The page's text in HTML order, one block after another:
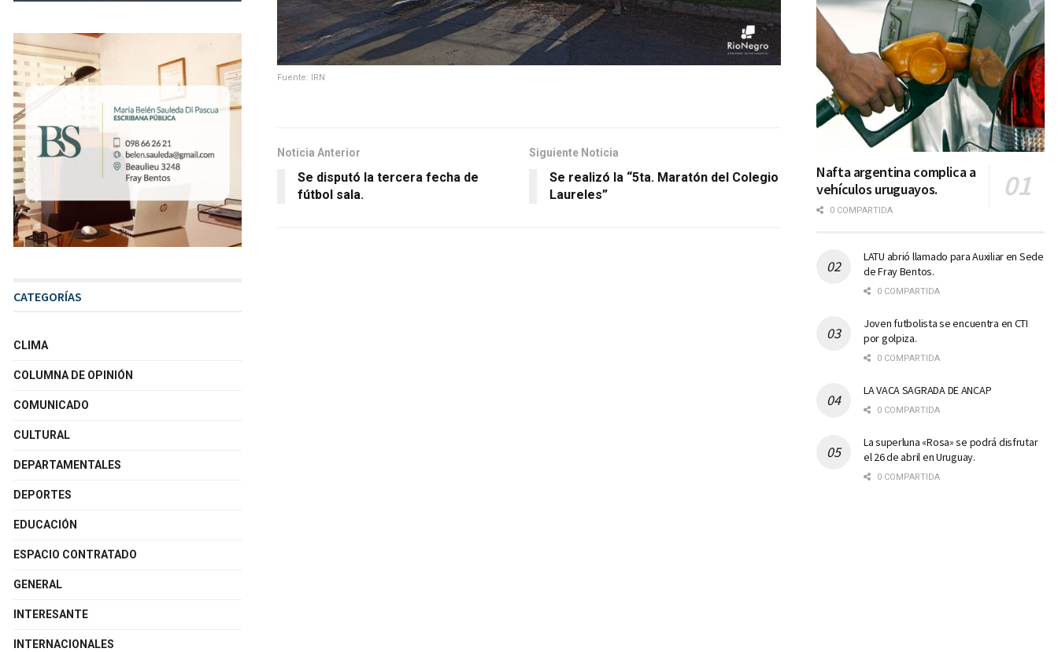
Fuente: IRN
Noticia Anterior
Se disputó la tercera fecha de
fútbol sala.
Siguiente Noticia
Se realizó la “5ta. Maratón del Colegio
Laureles”
CATEGORÍAS
CLIMA
COLUMNA DE OPINIÓN
COMUNICADO
CULTURAL
DEPARTAMENTALES
DEPORTES
EDUCACIÓN
ESPACIO CONTRATADO
GENERAL
INTERESANTE
INTERNACIONALES
Nafta argentina complica a
vehículos uruguayos.
0 COMPARTIDA
LATU abrió llamado para Auxiliar en Sede
de Fray Bentos.
0 COMPARTIDA
Joven futbolista se encuentra en CTI
por golpiza.
0 COMPARTIDA
LA VACA SAGRADA DE ANCAP
0 COMPARTIDA
La superluna «Rosa» se podrá disfrutar
el 26 de abril en Uruguay.
0 COMPARTIDA